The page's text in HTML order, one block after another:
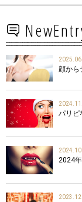
顔から
パリピ
2024